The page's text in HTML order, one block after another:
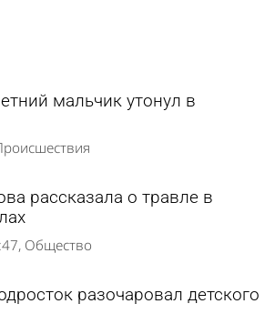
мальчик утонул в
рассказала о травле в
Общество
разочаровал детского